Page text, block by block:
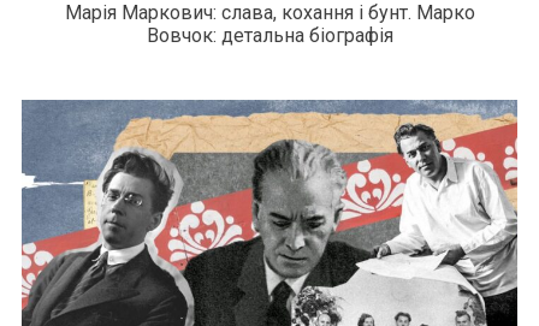
Марія Маркович: слава, кохання і бунт. Марко
Вовчок: детальна біографія